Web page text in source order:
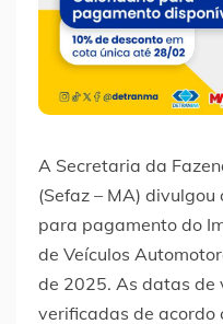
A Secretaria da
(Sefaz – MA)
para pagamento do
de Veículos
de 2025. As datas de
verificadas de acordo